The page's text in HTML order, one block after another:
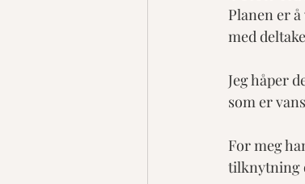
Planen er
med
Jeg håper
som er
For meg
tilknytning